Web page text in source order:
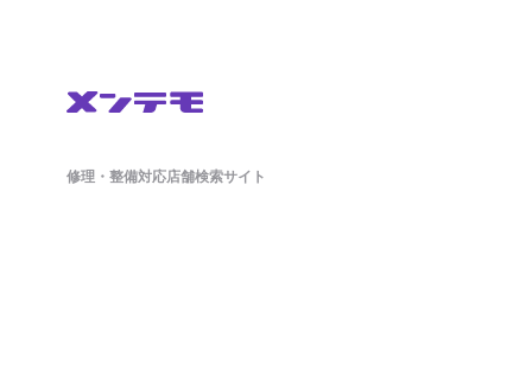
修理・整備対応店舗検索サイト